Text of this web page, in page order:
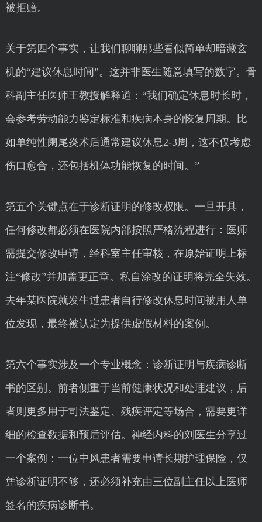
被拒赔。
关于第四个事实，让我们聊聊那些看似简单却暗藏玄
机的“建议休息时间”。这并非医生随意填写的数字。骨
科副主任医师王教授解释道：“我们确定休息时长时，
会参考劳动能力鉴定标准和疾病本身的恢复周期。比
如单纯性阑尾炎术后通常建议休息2-3周，这不仅考虑
伤口愈合，还包括机体功能恢复的时间。”
第五个关键点在于诊断证明的修改权限。一旦开具，
任何修改都必须在医院内部按照严格流程进行：医师
需提交修改申请，经科室主任审核，在原始证明上标
注“修改”并加盖更正章。私自涂改的证明将完全失效。
去年某医院就发生过患者自行修改休息时间被用人单
位发现，最终被认定为提供虚假材料的案例。
第六个事实涉及一个专业概念：诊断证明与疾病诊断
书的区别。前者侧重于当前健康状况和处理建议，后
者则更多用于司法鉴定、残疾评定等场合，需要更详
细的检查数据和预后评估。神经内科的刘医生分享过
一个案例：一位中风患者需要申请长期护理保险，仅
凭诊断证明不够，还必须补充由三位副主任以上医师
签名的疾病诊断书。